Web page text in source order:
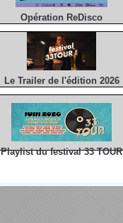
Opération ReDisco
Le Trailer de l'édition 2026
Playlist du festival 33 TOUR